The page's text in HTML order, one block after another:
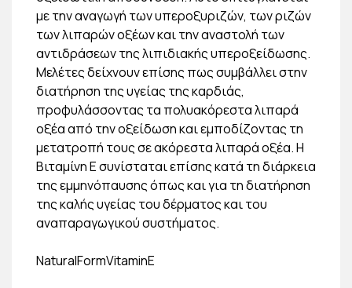
με την αναγωγή των υπεροξυριζών, των ριζών
των λιπαρών οξέων και την αναστολή των
αντιδράσεων της λιπιδιακής υπεροξείδωσης.
Μελέτες δείχνουν επίσης πως συμβάλλει στην
διατήρηση της υγείας της καρδιάς,
προφυλάσσοντας τα πολυακόρεστα λιπαρά
οξέα από την οξείδωση και εμποδίζοντας τη
μετατροπή τους σε ακόρεστα λιπαρά οξέα. Η
Βιταμίνη Ε συνίσταται επίσης κατά τη διάρκεια
της εμμηνόπαυσης όπως και για τη διατήρηση
της καλής υγείας του δέρματος και του
αναπαραγωγικού συστήματος.
NaturalFormVitaminE